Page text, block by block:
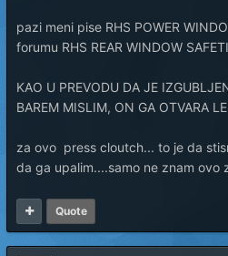
pazi meni pise RHS POWER
forumu RHS REAR WINDOW
KAO U PREVODU DA JE
BAREM MISLIM, ON GA OTVARA
za ovo press cloutch... to je da
da ga upalim....samo ne znam ovo
Quote